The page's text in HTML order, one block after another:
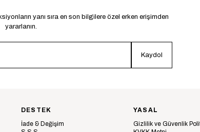
yanı sıra en son bilgilere özel erken erişimden
yararlanın.
Kaydol
DESTEK
İade & Değişim
YASAL
Gizlilik ve Güvenlik